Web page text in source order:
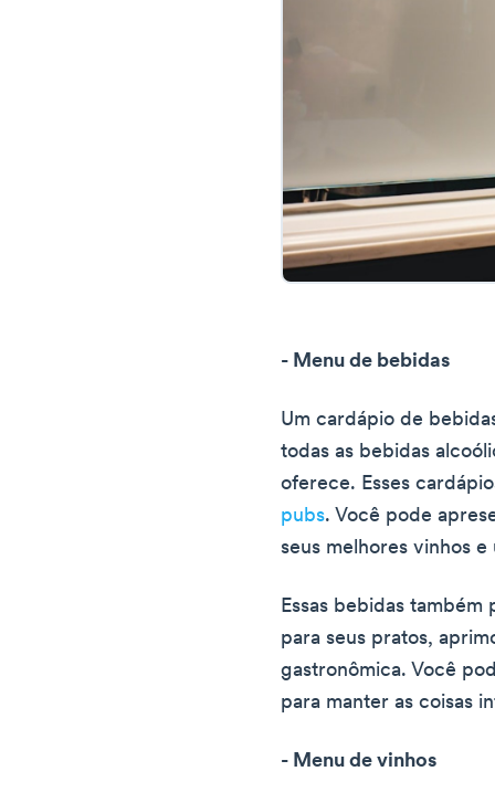
- Menu de bebidas
Um cardápio de
todas as bebidas
oferece. Esses
pubs. Você pode
seus melhores vinhos e
Essas bebidas
para seus pratos,
gastronômica. Você
para manter as coisas
- Menu de vinhos